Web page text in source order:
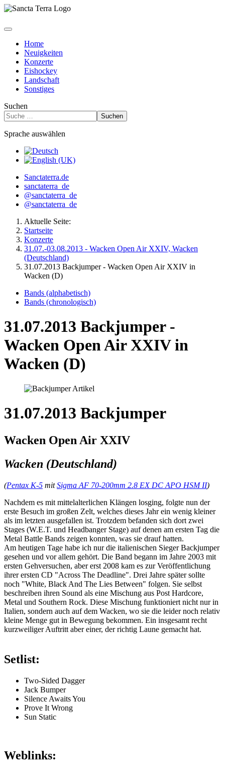
Home
Neuigkeiten
Konzerte
Eishockey
Landschaft
Sonstiges
Suchen
Suchen
Sprache auswählen
Sanctaterra.de
sanctaterra_de
@sanctaterra_de
@sanctaterra_de
Aktuelle Seite:
Startseite
Konzerte
31.07.-03.08.2013 - Wacken Open Air XXIV, Wacken
(Deutschland)
31.07.2013 Backjumper - Wacken Open Air XXIV in
Wacken (D)
Bands (alphabetisch)
Bands (chronologisch)
31.07.2013 Backjumper -
Wacken Open Air XXIV in
Wacken (D)
31.07.2013 Backjumper
Wacken Open Air XXIV
Wacken (Deutschland)
(Pentax K-5 mitSigma AF 70-200mm 2.8 EX DC APO HSM II)
Nachdem es mit mittelalterlichen Klängen losging, folgte nun der
erste Besuch im großen Zelt, welches dieses Jahr ein wenig kleiner
als im letzten ausgefallen ist. Trotzdem befanden sich dort zwei
Stages (W.E.T. und Headbanger Stage) auf denen am ersten Tag die
Metal Battle Bands zeigen konnten, was sie drauf hatten.
Am heutigen Tage habe ich nur die italienischen Sieger Backjumper
gesehen und vor allem gehört. Die Band begann im Jahre 2003 mit
ersten Gehversuchen, aber erst 2008 kam es zur Veröffentlichung
ihrer ersten CD "Across The Deadline". Drei Jahre später sollte
noch "White, Black And The Lies Between" folgen. Sie selbst
beschreiben ihren Sound als eine Mischung aus Post Hardcore,
Metal und Southern Rock. Diese Mischung funktioniert nicht nur in
Italien, sondern auch auf dem Wacken, wo sie die leider noch relativ
kleine Menge gut in Bewegung bekommen. Ein insgesamt recht
kurzweiliger Auftritt aber einer, der richtig Laune gemacht hat.
Setlist:
Two-Sided Dagger
Jack Bumper
Silence Awaits You
Prove It Wrong
Sun Static
Weblinks: